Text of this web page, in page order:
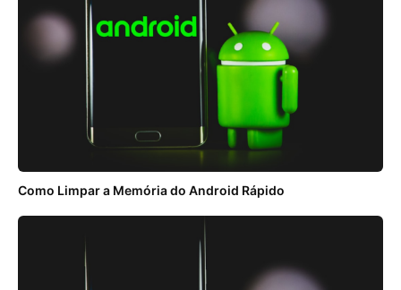
Como Limpar a Memória do Android Rápido